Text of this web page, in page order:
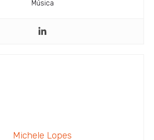
Música
Michele Lopes